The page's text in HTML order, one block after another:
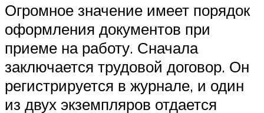
Огромное значение имеет порядок
оформления документов при
приеме на работу. Сначала
заключается трудовой договор. Он
регистрируется в журнале, и один
из двух экземпляров отдается